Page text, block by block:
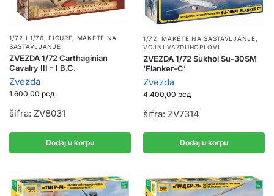
1/72 I 1/76, FIGURE, MAKETE NA
SASTAVLJANJE
ZVEZDA 1/72 Carthaginian
Cavalry III – I B.C.
Zvezda
1.600,00 рсд
šifra: ZV8031
Dodaj u korpu
1/72,MAKETE NA SASTAVLJANJE,
VOJNI VAZDUHOPLOVI
ZVEZDA 1/72 Sukhoi Su-30SM
‘Flanker-C’
Zvezda
4.400,00 рсд
šifra: ZV7314
Dodaj u korpu